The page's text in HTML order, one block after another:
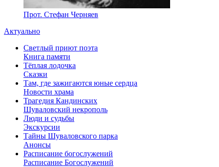
Прот. Стефан Черняев
Актуально
Светлый приют поэта
Книга памяти
Тёплая лодочка
Сказки
Там, где зажигаются юные сердца
Новости храма
Трагедия Кандинских
Шуваловский некрополь
Люди и судьбы
Экскурсии
Тайны Шуваловского парка
Анонсы
Расписание богослужений
Расписание Богослужений